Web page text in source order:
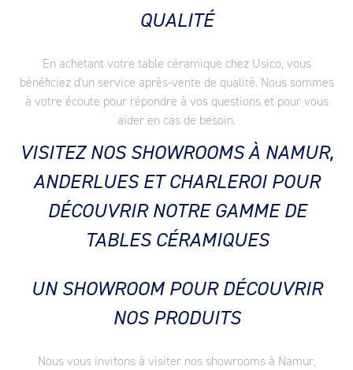
QUALITÉ
En achetant votre table céramique chez Usico, vous
bénéficiez d'un service après-vente de qualité. Nous sommes
à votre écoute pour répondre à vos questions et pour vous
aider en cas de besoin.
VISITEZ NOS SHOWROOMS À NAMUR,
ANDERLUES ET CHARLEROI POUR
DÉCOUVRIR NOTRE GAMME DE
TABLES CÉRAMIQUES
UN SHOWROOM POUR DÉCOUVRIR
NOS PRODUITS
Nous vous invitons à visiter nos showrooms à Namur,